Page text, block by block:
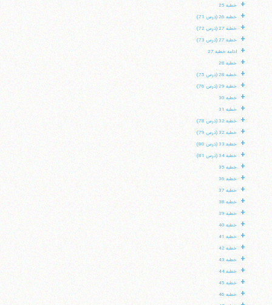
+ خطبه 25
+ خطبه 26 (درس 71)
+ خطبه 27 (درس 72)
+ خطبه 27 (درس 73)
+ ادامه خطبه 27
+ خطبه 28
+ خطبه 28 (درس 75)
+ خطبه 29 (درس 76)
+ خطبه 30
+ خطبه 31
+ خطبه 32 (درس 78)
+ خطبه 32 (درس 79)
+ خطبه 33 (درس 80)
+ خطبه 34 (درس 81)
+ خطبه 35
+ خطبه 36
+ خطبه 37
+ خطبه 38
+ خطبه 39
+ خطبه 40
+ خطبه 41
+ خطبه 42
+ خطبه 43
+ خطبه 44
+ خطبه 45
+ خطبه 46